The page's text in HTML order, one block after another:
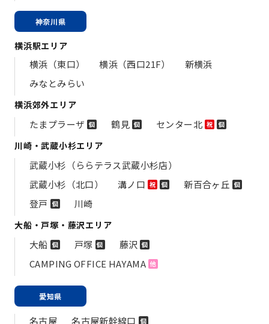
神奈川県
横浜駅エリア
横浜（東口） 横浜（西口21F）
新横浜
みなとみらい
横浜郊外エリア
たまプラーザ 個 鶴見 個 センター北 祝 個
川崎・武蔵小杉エリア
武蔵小杉（ららテラス武蔵小杉店）
武蔵小杉（北口）
溝ノ口 祝 個 新百合ヶ丘 個
登戸 個 川崎
大船・戸塚・藤沢エリア
大船 個 戸塚 個 藤沢 個
CAMPING OFFICE HAYAMA 他
愛知県
名古屋 名古屋新幹線口 個